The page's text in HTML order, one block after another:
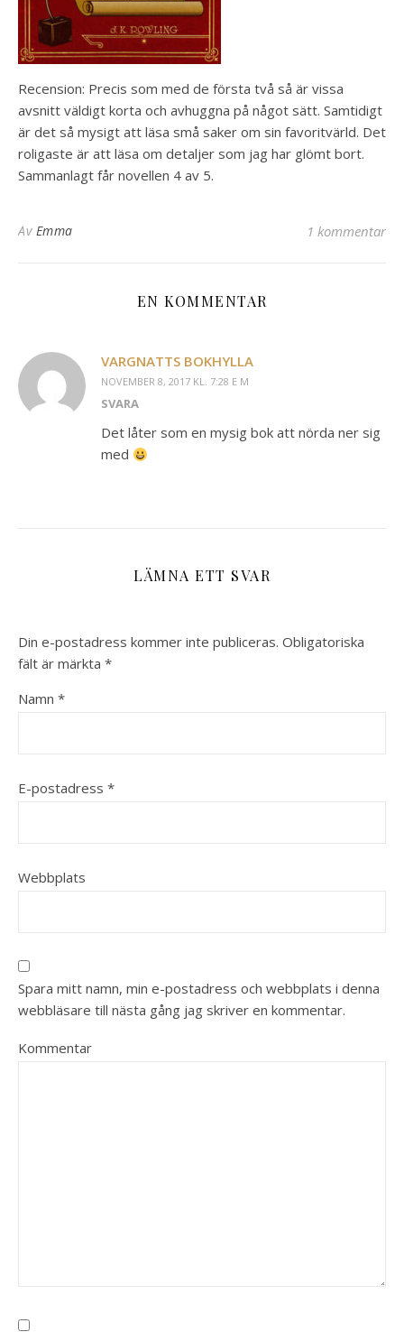
Recension: Precis som med de första två så är vissa
avsnitt väldigt korta och avhuggna på något sätt. Samtidigt
är det så mysigt att läsa små saker om sin favoritvärld. Det
roligaste är att läsa om detaljer som jag har glömt bort.
Sammanlagt får novellen 4 av 5.
Av Emma 1 kommentar
EN KOMMENTAR
VARGNATTS BOKHYLLA
NOVEMBER 8, 2017 KL. 7:28 E M
SVARA
Det låter som en mysig bok att nörda ner sig
med
LÄMNA ETT SVAR
Din e-postadress kommer inte publiceras. Obligatoriska
fält är märkta *
Namn *
E-postadress *
Webbplats
Spara mitt namn, min e-postadress och webbplats i denna
webbläsare till nästa gång jag skriver en kommentar.
Kommentar